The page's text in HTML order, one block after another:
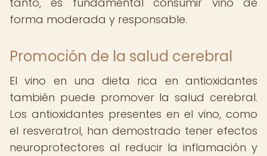
forma moderada y responsable.
Promoción de la salud cerebral
El vino en una dieta rica en antioxidantes
también puede promover la salud cerebral.
Los antioxidantes presentes en el vino, como
el resveratrol, han demostrado tener efectos
neuroprotectores al reducir la inflamación y